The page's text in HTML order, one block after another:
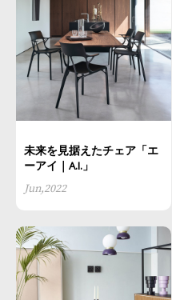
未来を見据えたチェア「エ
ーアイ｜A.I.」
Jun,2022